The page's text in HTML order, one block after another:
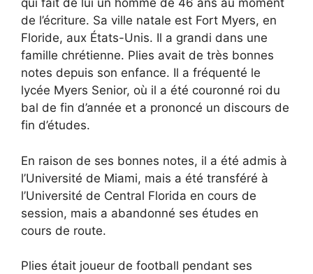
qui fait de lui un homme de 46 ans au moment
de l’écriture. Sa ville natale est Fort Myers, en
Floride, aux États-Unis. Il a grandi dans une
famille chrétienne. Plies avait de très bonnes
notes depuis son enfance. Il a fréquenté le
lycée Myers Senior, où il a été couronné roi du
bal de fin d’année et a prononcé un discours de
fin d’études.
En raison de ses bonnes notes, il a été admis à
l’Université de Miami, mais a été transféré à
l’Université de Central Florida en cours de
session, mais a abandonné ses études en
cours de route.
Plies était joueur de football pendant ses